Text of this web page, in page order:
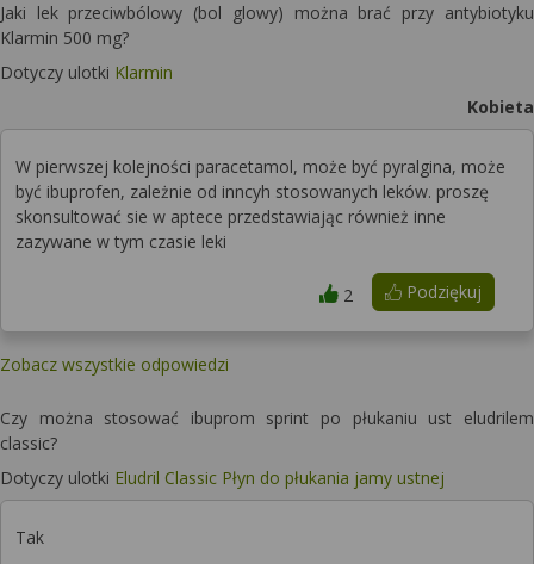
Jaki lek przeciwbólowy (bol glowy) można brać przy antybiotyku
Klarmin 500 mg?
Dotyczy ulotki Klarmin
Kobieta
W pierwszej kolejności paracetamol, może być pyralgina, może
być ibuprofen, zależnie od inncyh stosowanych leków. proszę
skonsultować sie w aptece przedstawiając również inne
zazywane w tym czasie leki
Podziękuj
2
Zobacz wszystkie odpowiedzi
Czy można stosować ibuprom sprint po płukaniu ust eludrilem
classic?
Dotyczy ulotki Eludril Classic Płyn do płukania jamy ustnej
Tak